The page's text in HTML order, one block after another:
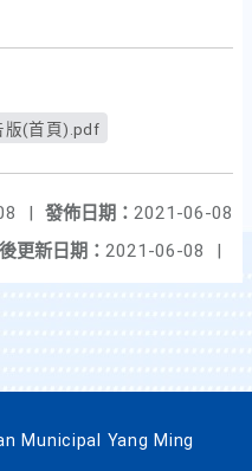
版(首頁).pdf
發佈日期： 2021-06-08
|
更新日期： 2021-06-08 |
Municipal Yang Ming